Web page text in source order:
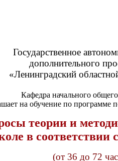
Государственное
дополнительного
«Ленинградский
Кафедра начального
на обучение по программе
теории и
в
(от 36 до 72